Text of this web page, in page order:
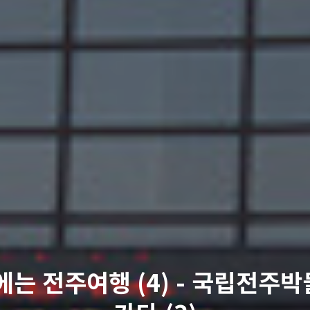
는 전주여행 (4) - 국립전주박